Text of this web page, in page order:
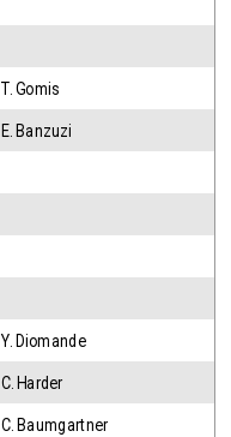
T. Gomis
E. Banzuzi
Y. Diomande
C. Harder
C. Baumgartner